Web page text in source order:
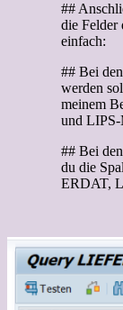
##
die Felder
einfach:
## Bei
werden
meinem
und
## Bei
du die
ERDAT,